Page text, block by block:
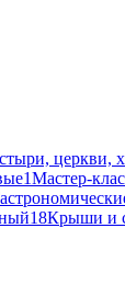
церкви,
1Мастер-
18Крыши и